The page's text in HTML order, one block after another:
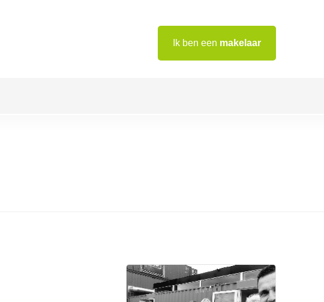
Ik ben een makelaar